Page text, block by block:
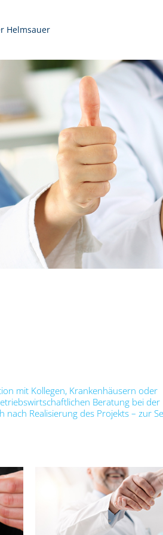
Helmsauer
mit Kollegen, Krankenhäusern oder
Beratung bei der
Realisierung des Projekts – zur